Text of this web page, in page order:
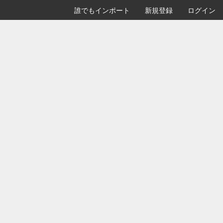
誰でもインポート 新規登録 ログイン